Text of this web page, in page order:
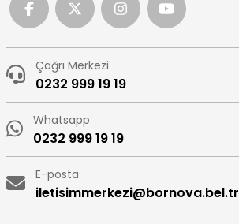
Çağrı Merkezi
0232 999 19 19
Whatsapp
0232 999 19 19
E-posta
iletisimmerkezi@bornova.bel.tr